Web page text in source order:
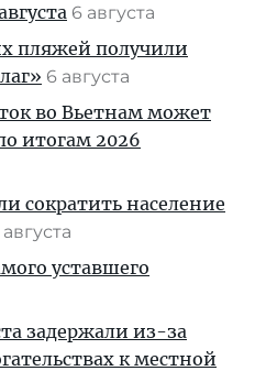
6 августа
пляжей получили
6 августа
во Вьетнам может
итогам 2026
сократить население
уставшего
задержали из-за
к местной